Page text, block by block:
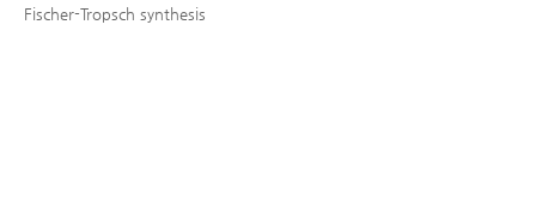
Fischer-Tropsch synthesis